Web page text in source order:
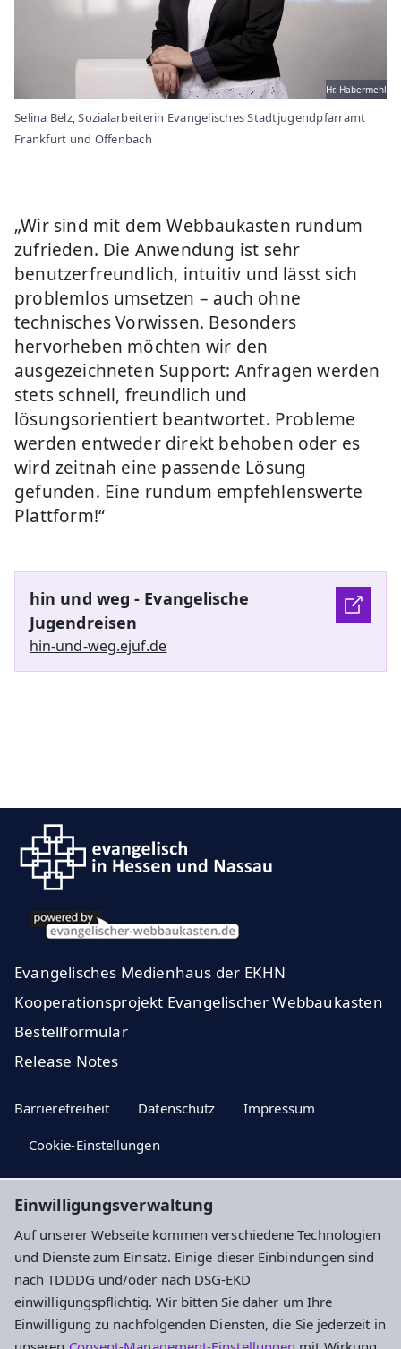
Einwilligungsverwaltung
Auf unserer Webseite kommen verschiedene Technologien
und Dienste zum Einsatz. Einige dieser Einbindungen sind
nach TDDDG und/oder nach DSG-EKD
einwilligungspflichtig. Wir bitten Sie daher um Ihre
Einwilligung zu nachfolgenden Diensten, die Sie jederzeit in
Hr. Habermehl
Selina Belz, Sozialarbeiterin Evangelisches Stadtjugendpfarramt
Frankfurt und Offenbach
„Wir sind mit dem Webbaukasten rundum
zufrieden. Die Anwendung ist sehr
benutzerfreundlich, intuitiv und lässt sich
problemlos umsetzen – auch ohne
technisches Vorwissen. Besonders
hervorheben möchten wir den
ausgezeichneten Support: Anfragen werden
stets schnell, freundlich und
lösungsorientiert beantwortet. Probleme
werden entweder direkt behoben oder es
wird zeitnah eine passende Lösung
gefunden. Eine rundum empfehlenswerte
Plattform!“
hin und weg - Evangelische
Jugendreisen
hin-und-weg.ejuf.de
Evangelisches Medienhaus der EKHN
Kooperationsprojekt Evangelischer Webbaukasten
Bestellformular
Release Notes
Barrierefreiheit Datenschutz Impressum
Cookie-Einstellungen
Bleiben Sie auf dem Laufenden - mit
unserem Newsletter
Jetzt anmelden